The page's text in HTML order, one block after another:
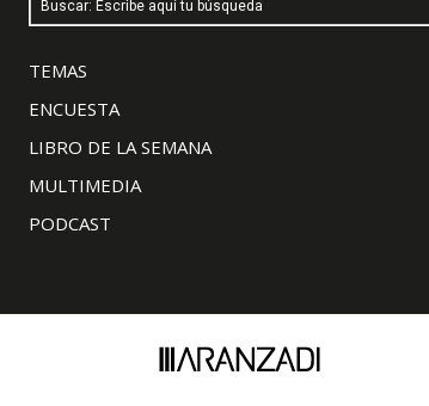
Buscar: Escribe aquí tu búsqueda
TEMAS
ENCUESTA
LIBRO DE LA SEMANA
MULTIMEDIA
PODCAST